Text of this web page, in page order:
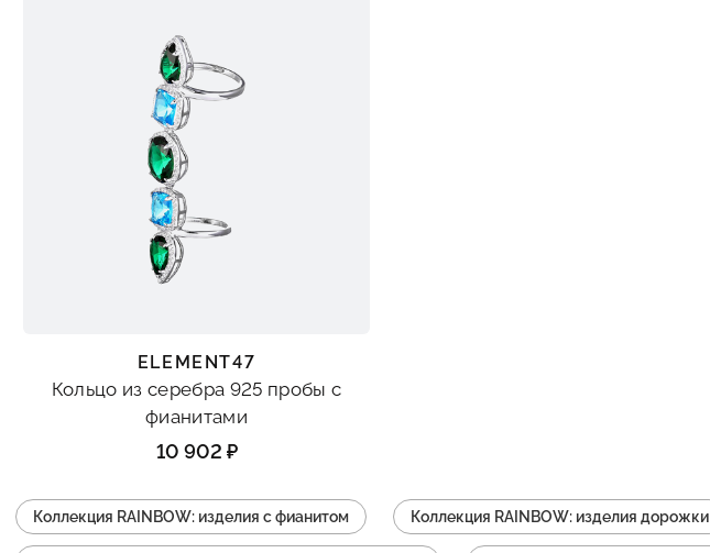
ELEMENT47
Кольцо из серебра 925 пробы с
фианитами
10 902 ₽
Коллекция RAINBOW: изделия с фианитом Коллекция RAINBOW: изделия дорожки